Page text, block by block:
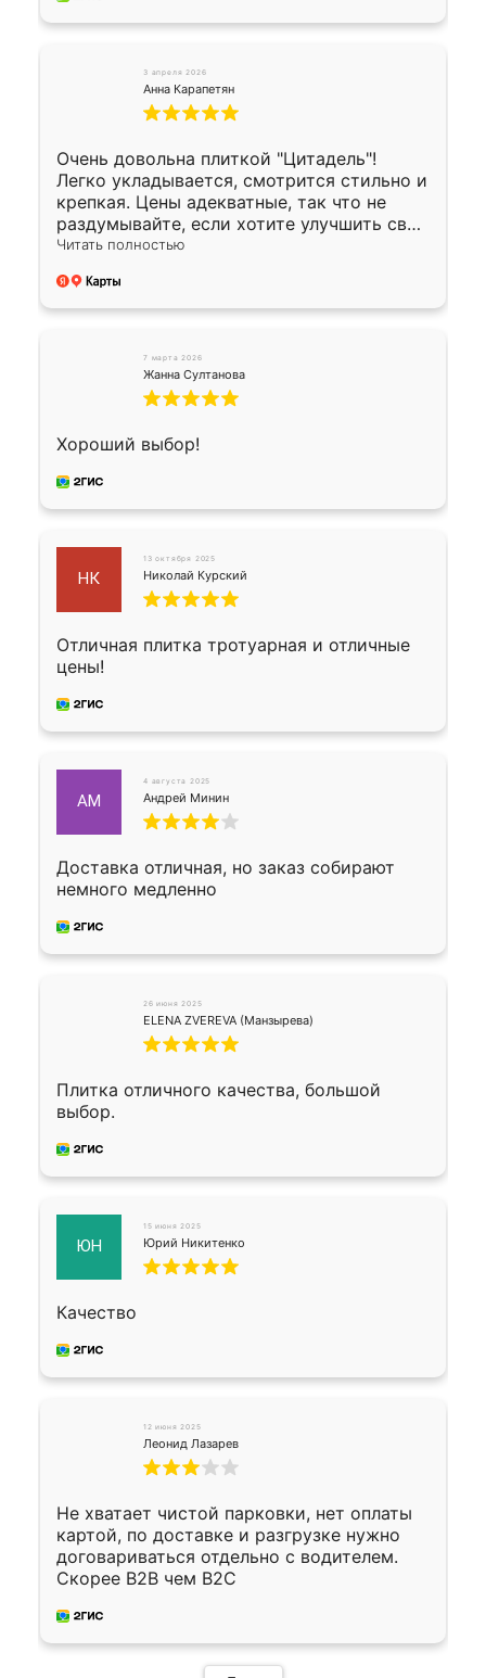
3 апреля 2026
Анна Карапетян
Очень довольна плиткой "Цитадель"!
Легко укладывается, смотрится стильно и
крепкая. Цены адекватные, так что не
раздумывайте, если хотите улучшить свой
двор!
Читать полностью
7 марта 2026
Жанна Султанова
Хороший выбор!
НК
13 октября 2025
Николай Курский
Отличная плитка тротуарная и отличные
цены!
АМ
4 августа 2025
Андрей Минин
Доставка отличная, но заказ собирают
немного медленно
26 июня 2025
ELENA ZVEREVA (Манзырева)
Плитка отличного качества, большой
выбор.
ЮН
15 июня 2025
Юрий Никитенко
Качество
12 июня 2025
Леонид Лазарев
Не хватает чистой парковки, нет оплаты
картой, по доставке и разгрузке нужно
договариваться отдельно с водителем.
Скорее B2B чем B2C